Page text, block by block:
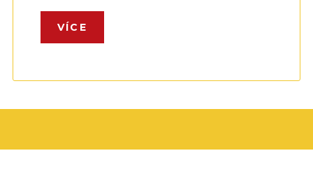
VÍCE